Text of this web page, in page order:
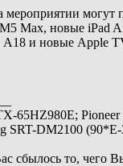
мероприятии могут
Max, новые iPad
и новые Apple
65HZ980E;
SRT-DM2100
сбылось то, чего